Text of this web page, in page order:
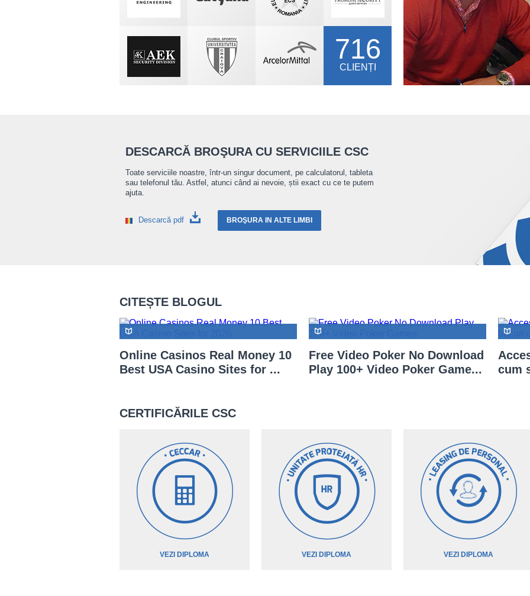
716
CLIENȚI
DESCARCĂ BROŞURA CU SERVICIILE CSC
Toate serviciile noastre, într-un singur document, pe calculatorul, tableta
sau telefonul tău. Astfel, atunci când ai nevoie, știi exact cu ce te putem
ajuta.
Descarcă pdf BROŞURA IN ALTE LIMBI
CITEȘTE BLOGUL
Online Casinos Real Money 10
Best USA Casino Sites for ...
Free Video Poker No Download
Play 100+ Video Poker Game...
cum
CERTIFICĂRILE CSC
VEZI DIPLOMA VEZI DIPLOMA VEZI DIPLOMA